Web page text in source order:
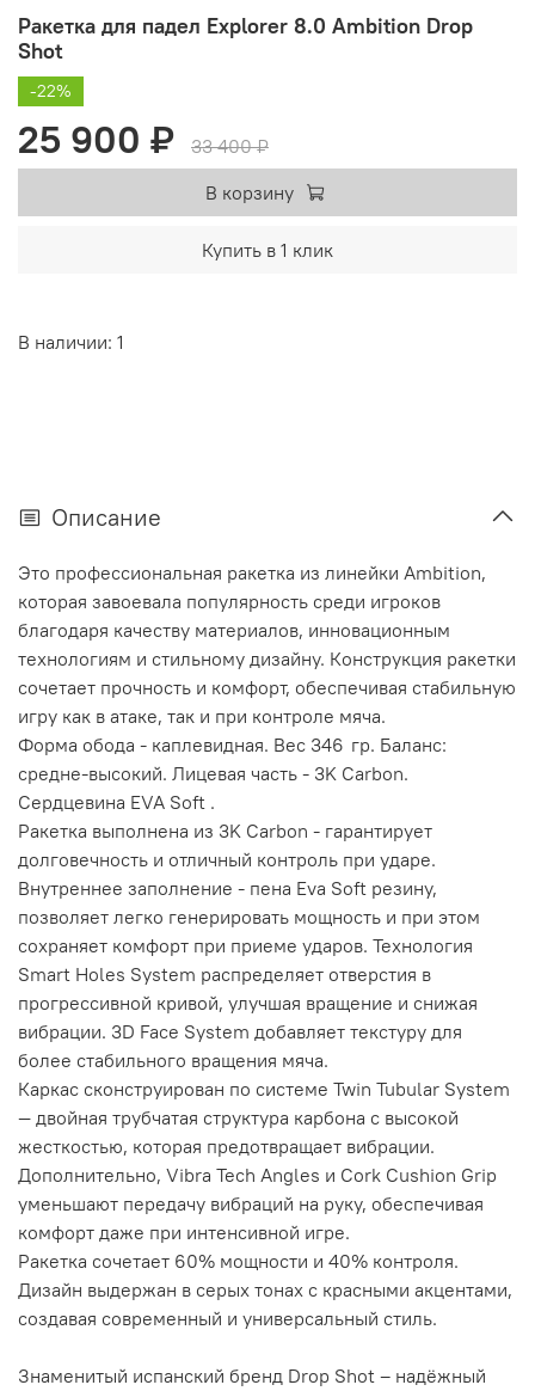
Ракетка для падел Explorer 8.0 Ambition Drop
Shot
В наличии: 1
-22%
25 900 ₽
33 400 ₽
В корзину
Купить в 1 клик
Описание
Это профессиональная ракетка из линейки Ambition,
которая завоевала популярность среди игроков
благодаря качеству материалов, инновационным
технологиям и стильному дизайну. Конструкция ракетки
сочетает прочность и комфорт, обеспечивая стабильную
игру как в атаке, так и при контроле мяча.
Форма обода - каплевидная. Вес 346 гр. Баланс:
средне-высокий. Лицевая часть - 3K Carbon.
Сердцевина EVA Soft .
Ракетка выполнена из 3K Carbon - гарантирует
долговечность и отличный контроль при ударе.
Внутреннее заполнение - пена Eva Soft резину,
позволяет легко генерировать мощность и при этом
сохраняет комфорт при приеме ударов. Технология
Smart Holes System распределяет отверстия в
прогрессивной кривой, улучшая вращение и снижая
вибрации. 3D Face System добавляет текстуру для
более стабильного вращения мяча.
Каркас сконструирован по системе Twin Tubular System
— двойная трубчатая структура карбона с высокой
жесткостью, которая предотвращает вибрации.
Дополнительно, Vibra Tech Angles и Cork Cushion Grip
уменьшают передачу вибраций на руку, обеспечивая
комфорт даже при интенсивной игре.
Ракетка сочетает 60% мощности и 40% контроля.
Дизайн выдержан в серых тонах с красными акцентами,
создавая современный и универсальный стиль.
Знаменитый испанский бренд Drop Shot – надёжный